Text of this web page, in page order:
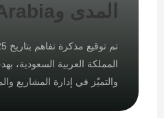
المدى وBVGI Arabia
المملكة العربية السعودية،
والتميّز في إدارة المشاريع